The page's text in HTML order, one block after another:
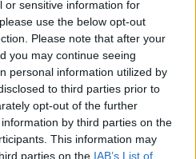
or sensitive information for
use the below opt-out
Please note that after your
you may continue seeing
personal information utilized by
to third parties prior to
opt-out of the further
by third parties on the
This information may
parties on the IAB’s List of
Pitabrød med
græske frikadeller
Pitabrød med
kebab
Pitabrød med
kartofler og
oksekød